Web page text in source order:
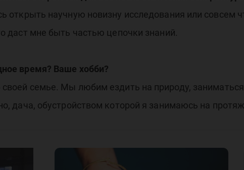
открыть научную новизну исследования или совсем
даст мне быть частью цепочки знаний.
время? Ваше хобби?
семье. Мы любим ездить на природу,
дача, обустройством которой я занимаюсь на